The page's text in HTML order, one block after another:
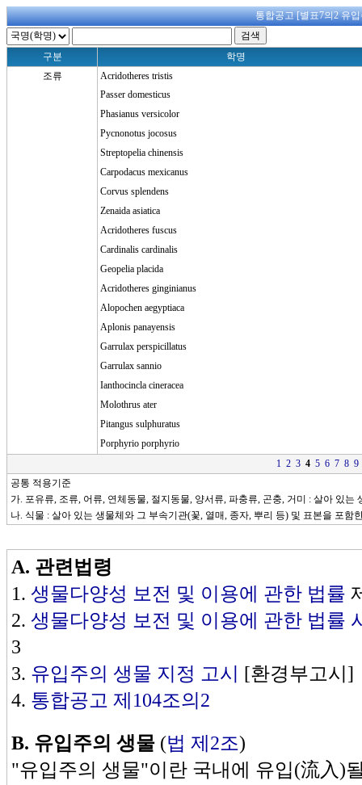
통합공고 [별표7의2 유
구분
학명
조류
Acridotheres tristis
Passer domesticus
Phasianus versicolor
Pycnonotus jocosus
Streptopelia chinensis
Carpodacus mexicanus
Corvus splendens
Zenaida asiatica
Acridotheres fuscus
Cardinalis cardinalis
Geopelia placida
Acridotheres ginginianus
Alopochen aegyptiaca
Aplonis panayensis
Garrulax perspicillatus
Garrulax sannio
Ianthocincla cineracea
Molothrus ater
Pitangus sulphuratus
Porphyrio porphyrio
1 2 3 4 5 6 7 8 9
공통 적용기준
가. 포유류, 조류, 어류, 연체동물, 절지동물, 양서류, 파충류, 곤충, 거미 : 살아 있는
나. 식물 : 살아 있는 생물체와 그 부속기관(꽃, 열매, 종자, 뿌리 등) 및 표본을 포함
A. 관련법령
1. 생물다양성 보전 및 이용에 관한 법률
2. 생물다양성 보전 및 이용에 관한 법률
3
3. 유입주의 생물 지정 고시
[환경부고시]
4. 통합공고 제104조의2
B. 유입주의 생물 (법 제2조)
"유입주의 생물"이란 국내에 유입(流入)